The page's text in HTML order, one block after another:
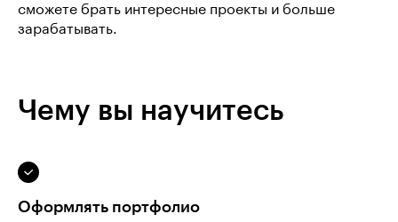
сможете брать интересные проекты и больше
зарабатывать.
Чему вы научитесь
Оформлять портфолио